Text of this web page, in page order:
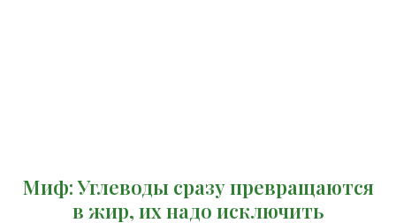
Миф: Углеводы сразу превращаются
в жир, их надо исключить